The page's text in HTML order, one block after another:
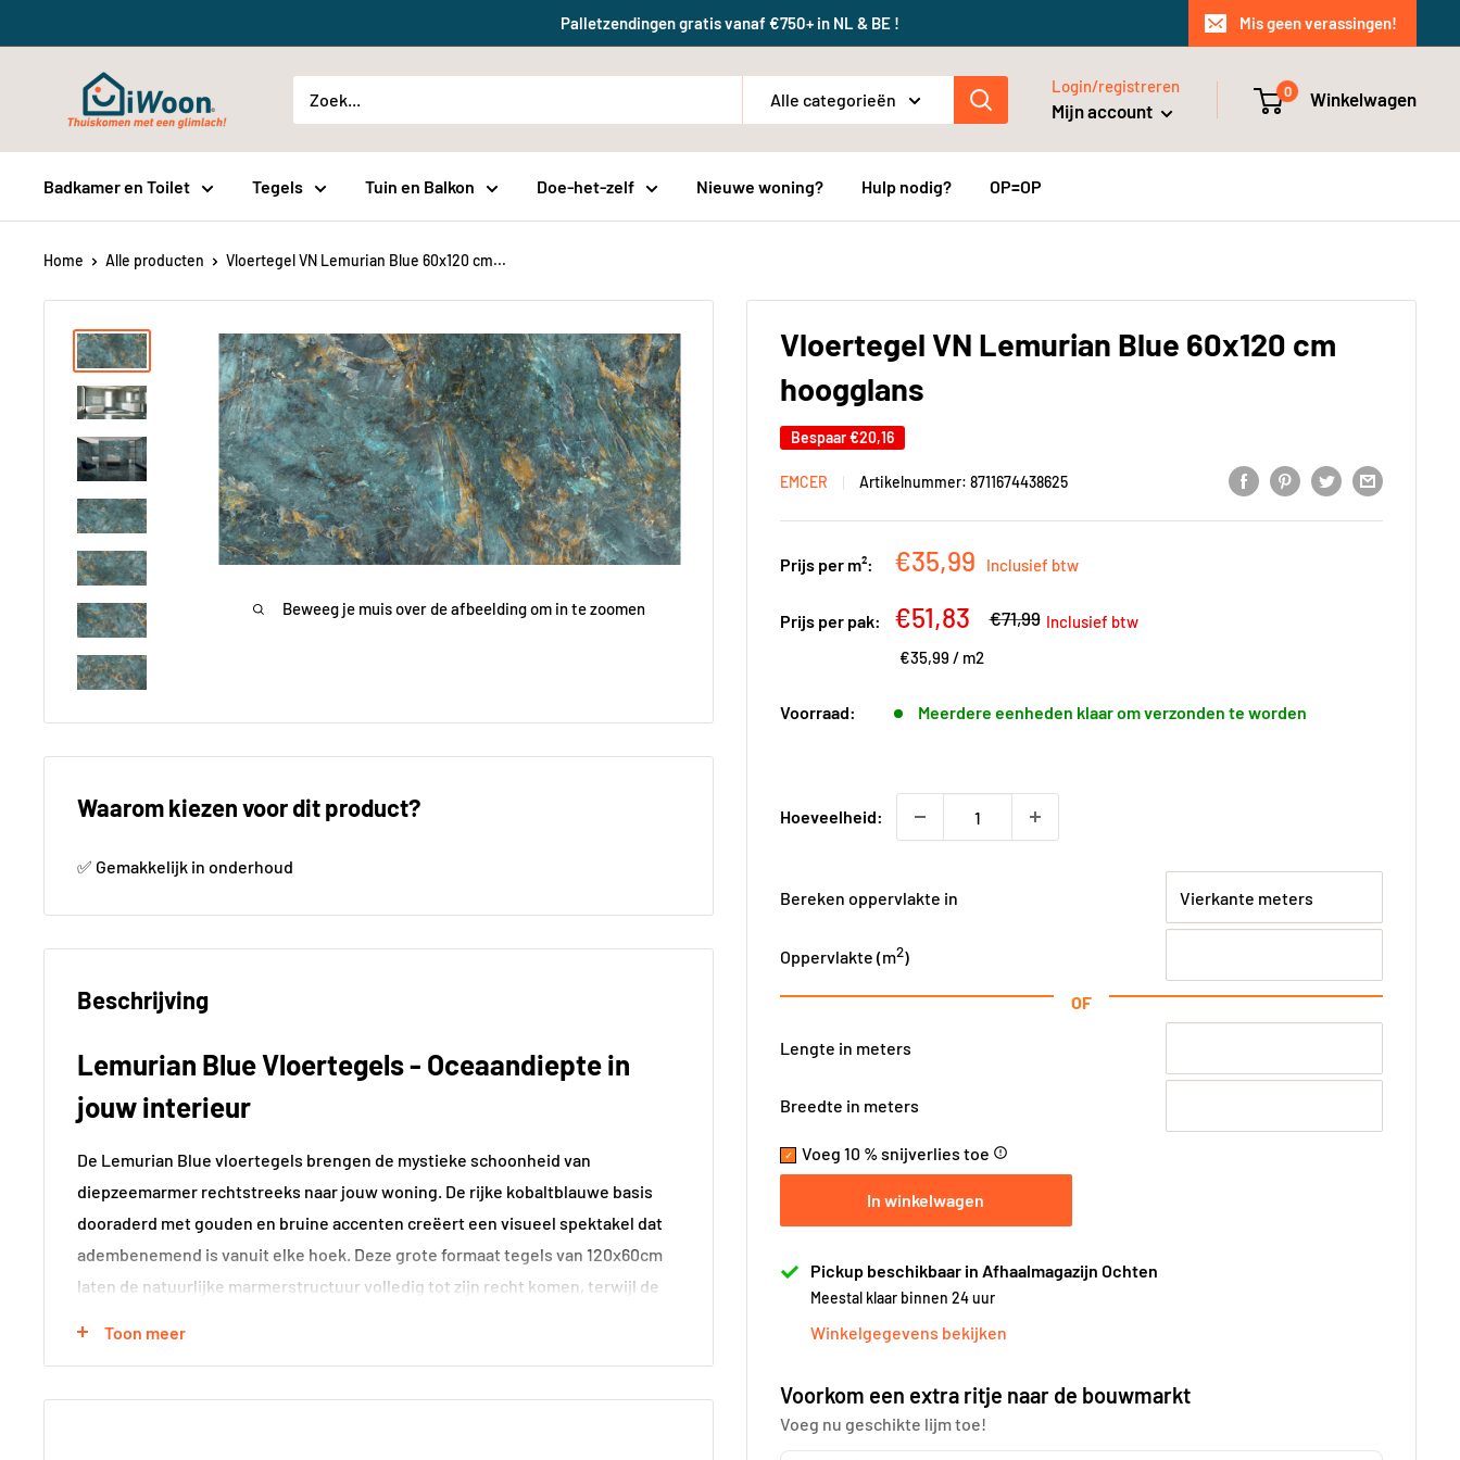
naar
Palletzendingen gratis vanaf €750+ in NL & BE ! Mis geen verassingen!
iWoon.nl
Alle categorieën
Login/registreren
Mijn account
0 Winkelwagen
Badkamer en Toilet Tegels Tuin en Balkon Doe-het-zelf Nieuwe woning? Hulp nodig? OP=OP
Home Alle producten Vloertegel VN Lemurian Blue 60x120 cm...
Beweeg je muis over de afbeelding om in te zoomen
Vloertegel VN Lemurian Blue 60x120 cm
hoogglans
Bespaar€20,16
EMCER Artikelnummer: 8711674438625
Prijs per m²: Kortingsprijs
€35,99 Inclusief btw
Prijs per pak: Kortingsprijs
€51,83 Adviesprijs
€71,99 Inclusief btw
€35,99 / m2
Voorraad: Meerdere eenheden klaar om verzonden te worden
Hoeveelheid:
Bereken oppervlakte in
Oppervlakte (m2)
OF
Lengte in meters
Breedte in meters
Voeg 10 % snijverlies toe error_outline
In winkelwagen
Pickup beschikbaar in Afhaalmagazijn Ochten
Meestal klaar binnen 24 uur
Winkelgegevens bekijken
Voorkom een extra ritje naar de bouwmarkt
Voeg nu geschikte lijm toe!
Waarom kiezen voor dit product?
✅ Gemakkelijk in onderhoud
Beschrijving
Lemurian Blue Vloertegels - Oceaandiepte in
jouw interieur
De Lemurian Blue vloertegels brengen de mystieke schoonheid van
diepzeemarmer rechtstreeks naar jouw woning. De rijke kobaltblauwe basis
dooraderd met gouden en bruine accenten creëert een visueel spektakel dat
adembenemend is vanuit elke hoek. Deze grote formaat tegels van 120x60cm
laten de natuurlijke marmerstructuur volledig tot zijn recht komen, terwijl de
Toon meer